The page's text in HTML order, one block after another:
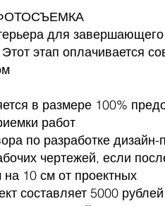
для
этап оплачивается
в размере 100%
работ
по разработке дизайн-
чертежей, если
10 см от проектных
составляет 5000